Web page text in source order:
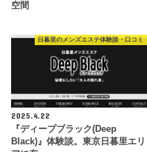
空間
日暮里のメンズエステ体験談・口コミ
2025.4.22
『ディープブラック(Deep
Black)』体験談。東京日暮里エリ